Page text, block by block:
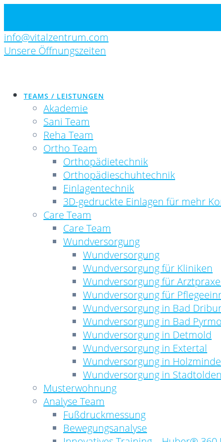
content
info@vitalzentrum.com
Unsere Öffnungszeiten
TEAMS / LEISTUNGEN
Akademie
Sani Team
Reha Team
Ortho Team
Orthopädietechnik
Orthopädieschuhtechnik
Einlagentechnik
3D-gedruckte Einlagen für mehr
Care Team
Care Team
Wundversorgung
Wundversorgung
Wundversorgung für Kliniken
Wundversorgung für
Wundversorgung für
Wundversorgung in Bad
Wundversorgung in Bad
Wundversorgung in Detmold
Wundversorgung in Extertal
Wundversorgung in
Wundversorgung in
Musterwohnung
Analyse Team
Fußdruckmessung
Bewegungsanalyse